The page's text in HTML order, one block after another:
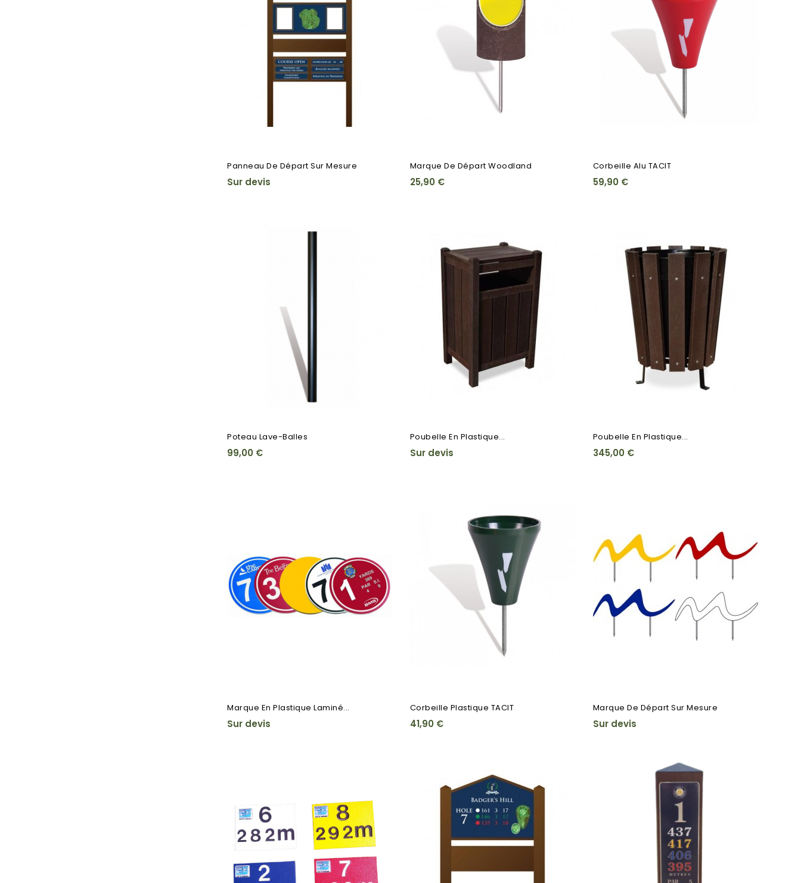
Panneau De Départ Sur Mesure
Sur devis
Marque De Départ Woodland
25,90 €
Corbeille Alu TACIT
59,90 €
Poteau Lave-Balles
99,00 €
Poubelle En Plastique...
Sur devis
Poubelle En Plastique...
345,00 €
Marque En Plastique Laminé...
Sur devis
Corbeille Plastique TACIT
41,90 €
Marque De Départ Sur Mesure
Sur devis